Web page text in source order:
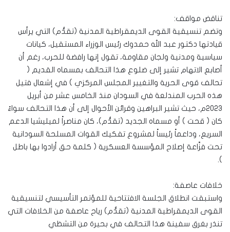
تناقض مواقف:
وتضم تنسيقية القوى الديمقراطية المدنية (تقدُّم) التي يرأس
قيادتها دكتور عبد الله حمدوك رئيس الوزراء المستقيل، كيانات
سياسية ومدنية ولجان مقاومة، تقول إنها رافضة للحرب، رغم أن
أصابع الاتهام تشير إلى ضلوع هذا التحالف بمسماه القديم (
تحالف قوى الحرية والتغيير المجلس المركزي ) في إشعال فتيل
هذه الحرب المندلعة في السودان منذ الخامس عشر من أبريل
٢٠٢٣م، حيث تشير البراهين وقرائن الأحوال إلى أن هذا التحالف سواءً
كان ( قحت ) أو مسماه الجديد (تقدُّم)، كان مناصراً لميليشيا الدعم
السريع، وداعماً رئيساً لمشروع تفكيك القوات المسلحة السودانية
تحت فزَّاعة إصلاح المؤسسة العسكرية ( كلمة حق أرادوا بها باطل
).
خلافات عاصفة:
واستبقت انطلاق الجلسة الافتتاحية للمؤتمر التأسيسي لتنسيقية
القوى الديمقراطية المدنية (تقدُّم) رياح عاصفة من الخلافات التي
تنذر بغرق سفينة هذا التحالف في بحيرة من التشظي